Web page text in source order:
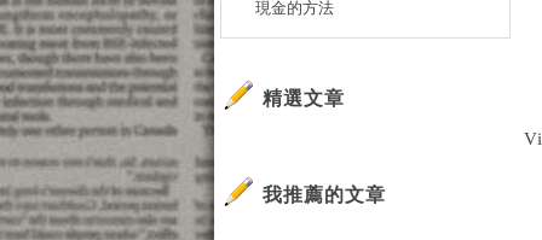
現金的方法
精選文章
我推薦的文章